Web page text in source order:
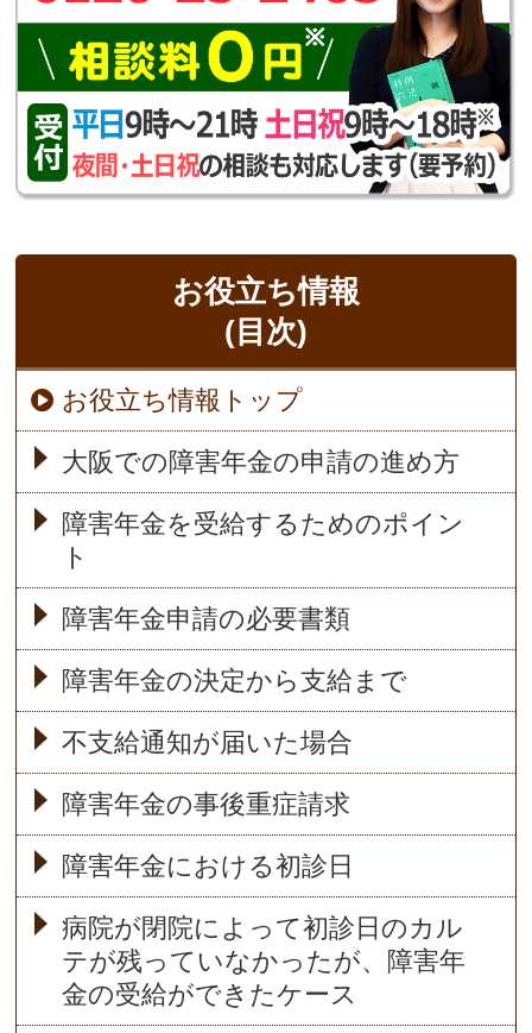
お役立ち情報
(目次)
お役立ち情報トップ
大阪での障害年金の申請の進め方
障害年金を受給するためのポイン
ト
障害年金申請の必要書類
障害年金の決定から支給まで
不支給通知が届いた場合
障害年金の事後重症請求
障害年金における初診日
病院が閉院によって初診日のカル
テが残っていなかったが、障害年
金の受給ができたケース